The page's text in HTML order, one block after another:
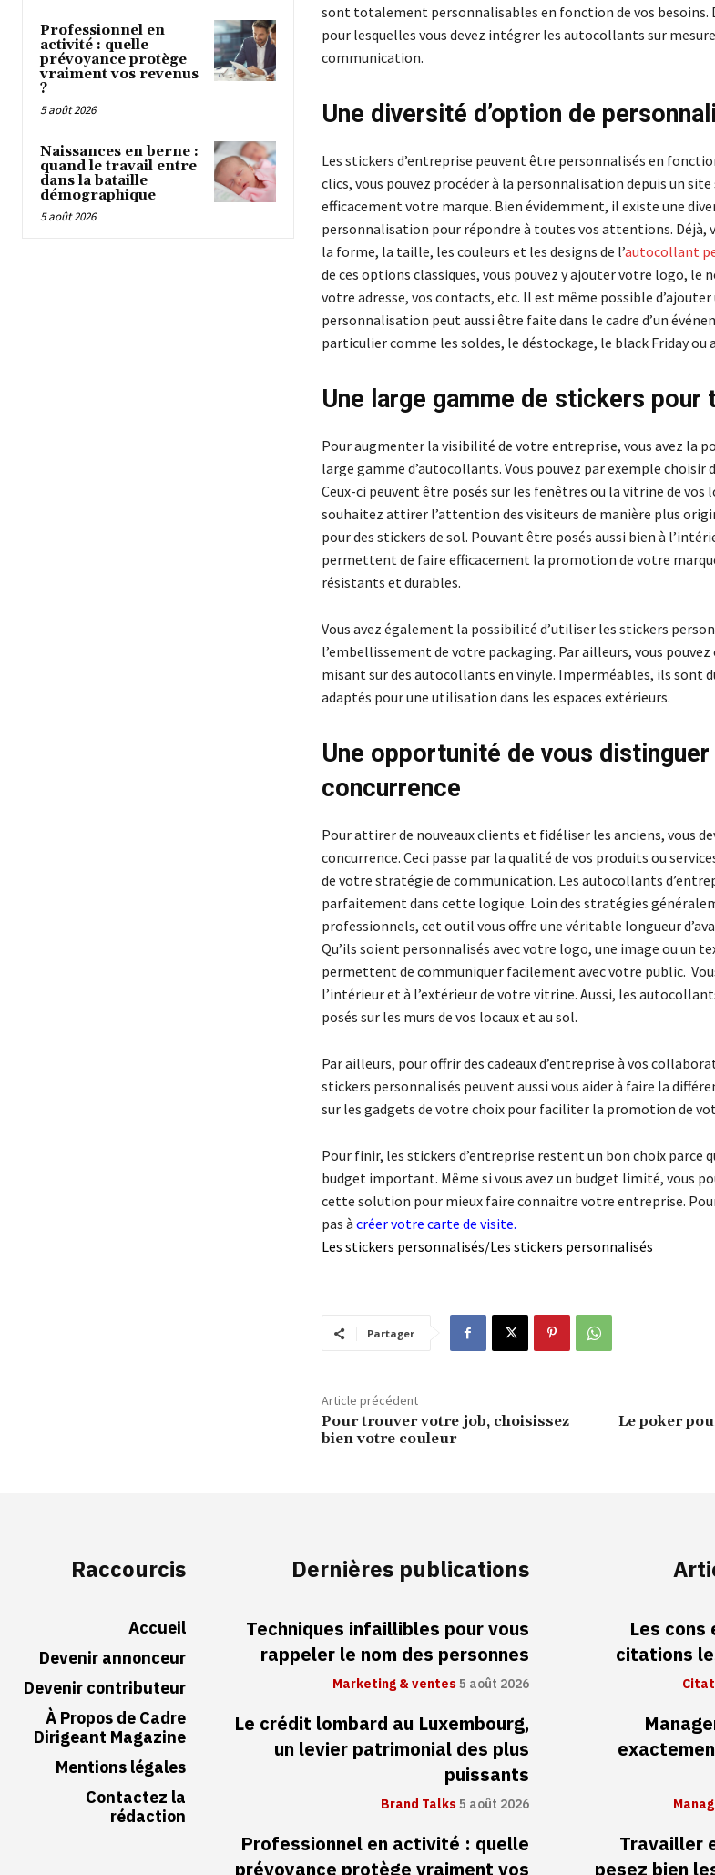
Professionnel en
activité : quelle
prévoyance protège
vraiment vos revenus
?
5 août 2026
Naissances en berne :
quand le travail entre
dans la bataille
démographique
5 août 2026
sont totalement personnalisables en fonction de vos besoins.
pour lesquelles vous devez intégrer les autocollants sur
communication.
Une diversité d’option de
Les stickers d’entreprise peuvent être personnalisés en
clics, vous pouvez procéder à la personnalisation depuis un
efficacement votre marque. Bien évidemment, il existe une
personnalisation pour répondre à toutes vos attentions. Déjà,
la forme, la taille, les couleurs et les designs de l’autocollant
de ces options classiques, vous pouvez y ajouter votre logo, le
votre adresse, vos contacts, etc. Il est même possible
personnalisation peut aussi être faite dans le cadre d’un
particulier comme les soldes, le déstockage, le black Friday ou
Une large gamme de stickers pour
Pour augmenter la visibilité de votre entreprise, vous avez la
large gamme d’autocollants. Vous pouvez par exemple choisir
Ceux-ci peuvent être posés sur les fenêtres ou la vitrine de vos
souhaitez attirer l’attention des visiteurs de manière plus
pour des stickers de sol. Pouvant être posés aussi bien à
permettent de faire efficacement la promotion de votre
résistants et durables.
Vous avez également la possibilité d’utiliser les stickers
l’embellissement de votre packaging. Par ailleurs, vous
misant sur des autocollants en vinyle. Imperméables, ils sont
adaptés pour une utilisation dans les espaces extérieurs.
Une opportunité de vous distinguer
concurrence
Pour attirer de nouveaux clients et fidéliser les anciens, vous
concurrence. Ceci passe par la qualité de vos produits ou
de votre stratégie de communication. Les autocollants
parfaitement dans cette logique. Loin des stratégies
professionnels, cet outil vous offre une véritable longueur
Qu’ils soient personnalisés avec votre logo, une image ou un
permettent de communiquer facilement avec votre public.
l’intérieur et à l’extérieur de votre vitrine. Aussi, les
posés sur les murs de vos locaux et au sol.
Par ailleurs, pour offrir des cadeaux d’entreprise à vos
stickers personnalisés peuvent aussi vous aider à faire la
sur les gadgets de votre choix pour faciliter la promotion de
Pour finir, les stickers d’entreprise restent un bon choix parce
budget important. Même si vous avez un budget limité, vous
cette solution pour mieux faire connaitre votre entreprise.
pas à créer votre carte de visite.
Les stickers personnalisés/Les stickers personnalisés
Partager
Article précédent
Pour trouver votre job, choisissez
bien votre couleur
Le poker
Raccourcis
Accueil
Devenir annonceur
Devenir contributeur
À Propos de Cadre
Dirigeant Magazine
Mentions légales
Contactez la
rédaction
Dernières publications
Techniques infaillibles pour vous
rappeler le nom des personnes
Marketing & ventes5 août 2026
Le crédit lombard au Luxembourg,
un levier patrimonial des plus
puissants
Brand Talks5 août 2026
Professionnel en activité : quelle
Les
citations
Travailler